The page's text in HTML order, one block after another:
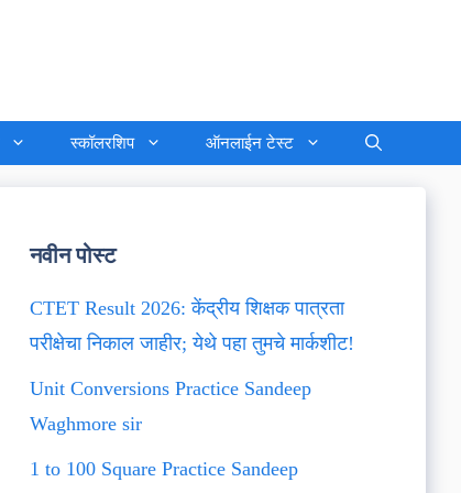
स्कॉलरशिप ऑनलाईन टेस्ट
नवीन पोस्ट
CTET Result 2026: केंद्रीय शिक्षक पात्रता
परीक्षेचा निकाल जाहीर; येथे पहा तुमचे मार्कशीट!
Unit Conversions Practice Sandeep
Waghmore sir
1 to 100 Square Practice Sandeep